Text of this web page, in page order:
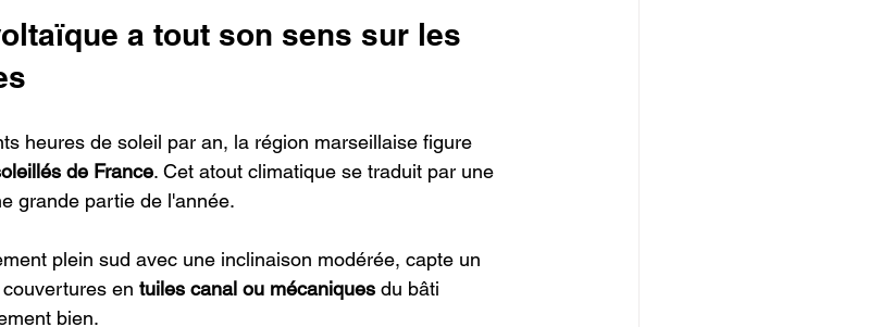
a tout son sens sur les
heures de soleil par an, la région marseillaise figure
de France. Cet atout climatique se traduit par une
grande partie de l'année.
plein sud avec une inclinaison modérée, capte un
en tuiles canal ou mécaniques du bâti
bien.